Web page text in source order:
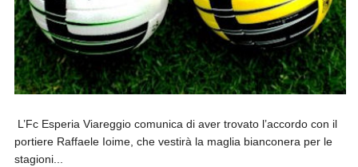
L’Fc Esperia Viareggio comunica di aver trovato l’accordo con il
portiere Raffaele Ioime, che vestirà la maglia bianconera per le
stagioni...